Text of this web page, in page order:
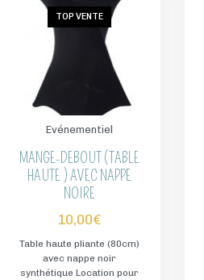
TOP VENTE
Evénementiel
MANGE-DEBOUT (TABLE
HAUTE ) AVEC NAPPE
NOIRE
10,00€
Table haute pliante (80cm)
avec nappe noir
synthétique Location pour